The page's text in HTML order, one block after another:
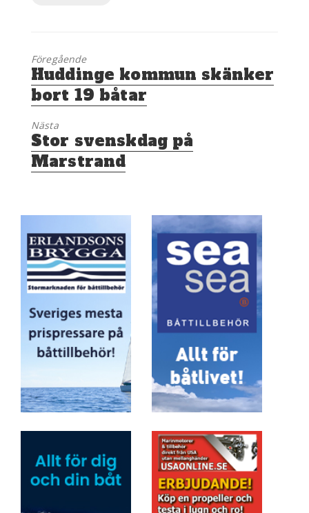
Föregående
Föregående
inlägg:
Huddinge kommun skänker
bort 19 båtar
Nästa
Nästa
inlägg:
Stor svenskdag på
Marstrand